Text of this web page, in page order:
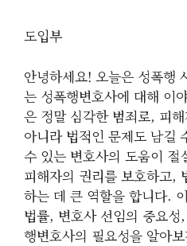
도입부
안녕하세요! 오늘은 성폭행
는 성폭행변호사에 대해 이
은 정말 심각한 범죄로, 피
아니라 법적인 문제도 남길
수 있는 변호사의 도움이 절
피해자의 권리를 보호하고,
하는 데 큰 역할을 합니다.
법률, 변호사 선임의 중요
행변호사의 필요성을 알아